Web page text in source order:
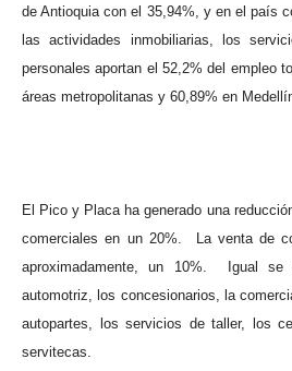
de Antioquia con el 35,94%, y en el país
las actividades inmobiliarias, los
personales aportan el 52,2% del empleo
áreas metropolitanas y 60,89% en
El Pico y Placa ha generado una
comerciales en un 20%.
La venta de
aproximadamente, un 10%.
Igual se
automotriz, los concesionarios, la
autopartes, los servicios de taller, los
servitecas.